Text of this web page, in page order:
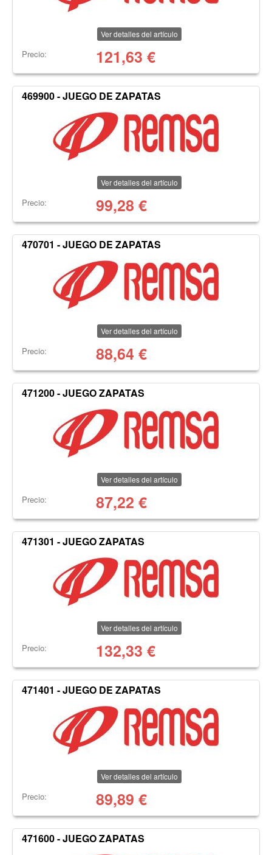
Ver detalles del artículo
Precio: 121,63 €
469900 - JUEGO DE ZAPATAS
Ver detalles del artículo
Precio: 99,28 €
470701 - JUEGO DE ZAPATAS
Ver detalles del artículo
Precio: 88,64 €
471200 - JUEGO ZAPATAS
Ver detalles del artículo
Precio: 87,22 €
471301 - JUEGO ZAPATAS
Ver detalles del artículo
Precio: 132,33 €
471401 - JUEGO DE ZAPATAS
Ver detalles del artículo
Precio: 89,89 €
471600 - JUEGO ZAPATAS